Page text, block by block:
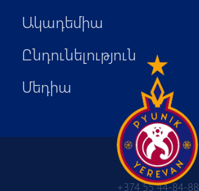
Ակադեմիա
Ընդունելություն
Մեդիա
+374 55 44-84-88